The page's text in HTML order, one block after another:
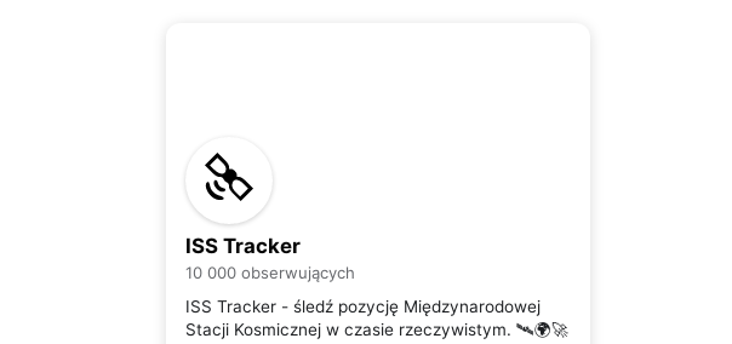
ISS Tracker
10 000 obserwujących
ISS Tracker - śledź pozycję Międzynarodowej
Stacji Kosmicznej w czasie rzeczywistym. 🛰️🌍🚀